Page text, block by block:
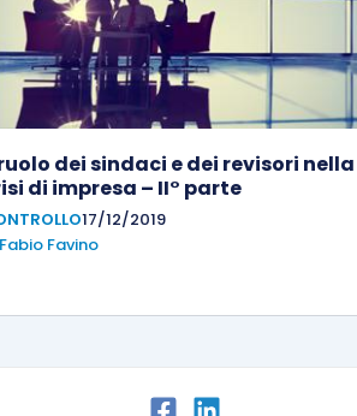
dei sindaci e dei revisori nella
di impresa – II° parte
17/12/2019
Fabio Favino